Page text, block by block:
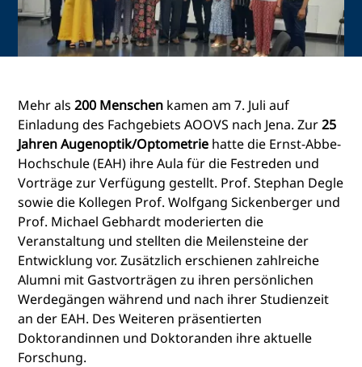
Mehr als200 Menschen kamen am 7. Juli auf
Einladung des Fachgebiets AOOVS nach Jena. Zur25
Jahren Augenoptik/Optometrie hatte die Ernst-Abbe-
Hochschule (EAH) ihre Aula für die Festreden und
Vorträge zur Verfügung gestellt. Prof. Stephan Degle
sowie die Kollegen Prof. Wolfgang Sickenberger und
Prof. Michael Gebhardt moderierten die
Veranstaltung und stellten die Meilensteine der
Entwicklung vor. Zusätzlich erschienen zahlreiche
Alumni mit Gastvorträgen zu ihren persönlichen
Werdegängen während und nach ihrer Studienzeit
an der EAH. Des Weiteren präsentierten
Doktorandinnen und Doktoranden ihre aktuelle
Forschung.